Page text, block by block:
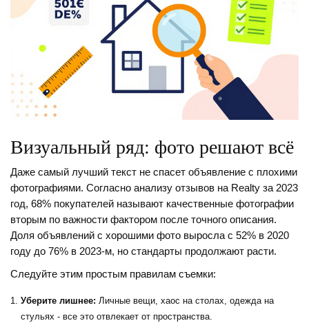
Визуальный ряд: фото решают всё
Даже самый лучший текст не спасет объявление с плохими
фотографиями. Согласно анализу отзывов на Realty за 2023
год, 68% покупателей называют качественные фотографии
вторым по важности фактором после точного описания.
Доля объявлений с хорошими фото выросла с 52% в 2020
году до 76% в 2023-м, но стандарты продолжают расти.
Следуйте этим простым правилам съемки:
Уберите лишнее: Личные вещи, хаос на столах, одежда на
стульях - все это отвлекает от пространства.